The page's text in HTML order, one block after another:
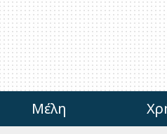
Μέλη